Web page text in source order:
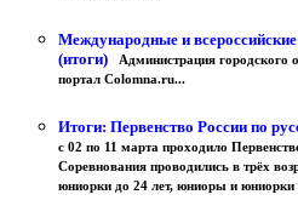
Международные и
(итоги)
Администрация
портал Colomna.ru...
Итоги: Первенство России по
с 02 по 11 марта проходило
Соревнования проводились в трёх
юниорки до 24 лет, юниоры и